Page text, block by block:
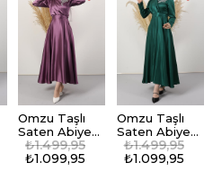
Omzu Taşlı
Saten Abiye
Lila
₺1.099,95
₺1.499,95
Omzu Taşlı
Saten Abiye
Zümrüt
₺1.099,95
₺1.499,95